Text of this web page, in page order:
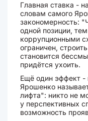
Главная ставка -
словам самого
закономерность:
одной позиции,
коррупционными
ограничен,
становится
придётся ухоить.
Ещё один эффект
Ярошенко
лифта": никто не
у перспективных
возможность